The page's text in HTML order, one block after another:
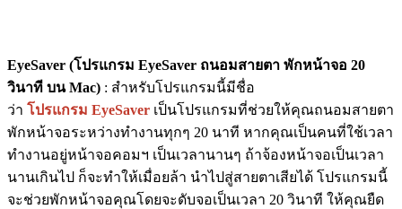
EyeSaver (โปรแกรม EyeSaver ถนอมสายตา พักหน้าจอ 20
วินาที บน Mac) : สำหรับโปรแกรมนี้มีชื่อ
ว่า โปรแกรม EyeSaver เป็นโปรแกรมที่ช่วยให้คุณถนอมสายตา
พักหน้าจอระหว่างทำงานทุกๆ 20 นาที หากคุณเป็นคนที่ใช้เวลา
ทำงานอยู่หน้าจอคอมฯ เป็นเวลานานๆ ถ้าจ้องหน้าจอเป็นเวลา
นานเกินไป ก็จะทำให้เมื่อยล้า นำไปสู่สายตาเสียได้ โปรแกรมนี้
จะช่วยพักหน้าจอคุณโดยจะดับจอเป็นเวลา 20 วินาที ให้คุณยืด